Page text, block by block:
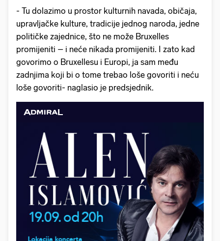
- Tu dolazimo u prostor kulturnih navada, običaja,
upravljačke kulture, tradicije jednog naroda, jedne
političke zajednice, što ne može Bruxelles
promijeniti – i neće nikada promijeniti. I zato kad
govorimo o Bruxellesu i Europi, ja sam među
zadnjima koji bi o tome trebao loše govoriti i neću
loše govoriti- naglasio je predsjednik.